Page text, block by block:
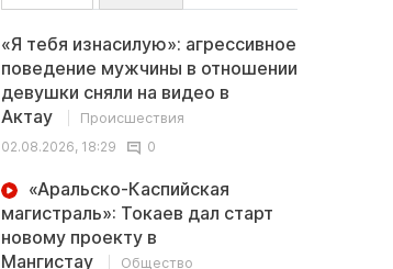
«Я тебя изнасилую»: агрессивное
поведение мужчины в отношении
девушки сняли на видео в
Актау
Происшествия
02.08.2026, 18:29
0
«Аральско-Каспийская
магистраль»: Токаев дал старт
новому проекту в
Мангистау
Общество